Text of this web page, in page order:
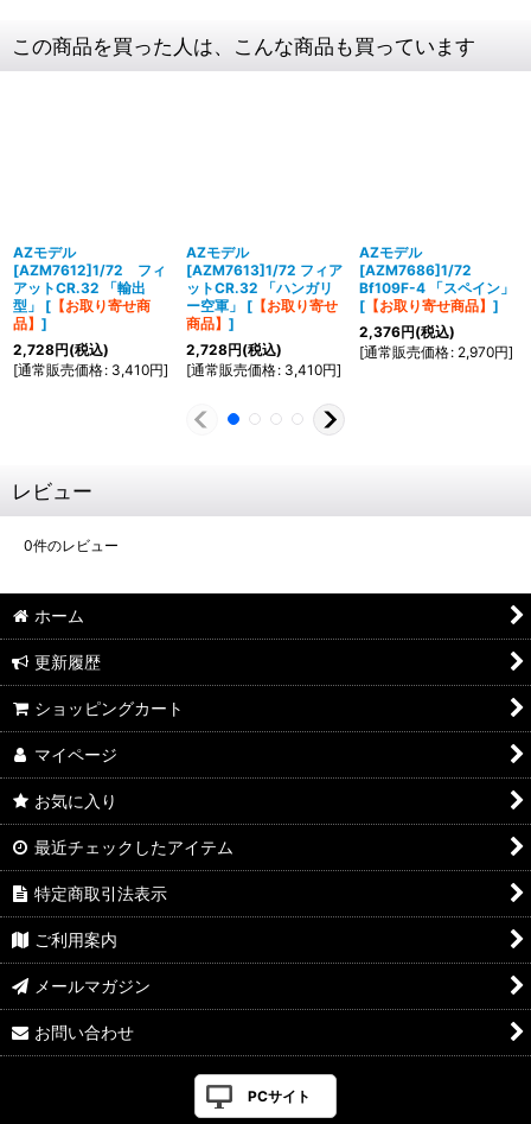
この商品を買った人は、こんな商品も買っています
AZモデル
[AZM7612]1/72 フィ
アットCR.32 「輸出
型」
[ 【お取り寄せ商
品】 ]
2,728円(税込)
[通常販売価格: 3,410円]
AZモデル
[AZM7613]1/72 フィア
ットCR.32 「ハンガリ
ー空軍」
[ 【お取り寄せ
商品】 ]
2,728円(税込)
[通常販売価格: 3,410円]
AZモデル
[AZM7686]1/72
Bf109F-4 「スペイン」
[ 【お取り寄せ商品】 ]
2,376円(税込)
[通常販売価格: 2,970円]
レビュー
0件のレビュー
ホーム
更新履歴
ショッピングカート
マイページ
お気に入り
最近チェックしたアイテム
特定商取引法表示
ご利用案内
メールマガジン
お問い合わせ
PCサイト